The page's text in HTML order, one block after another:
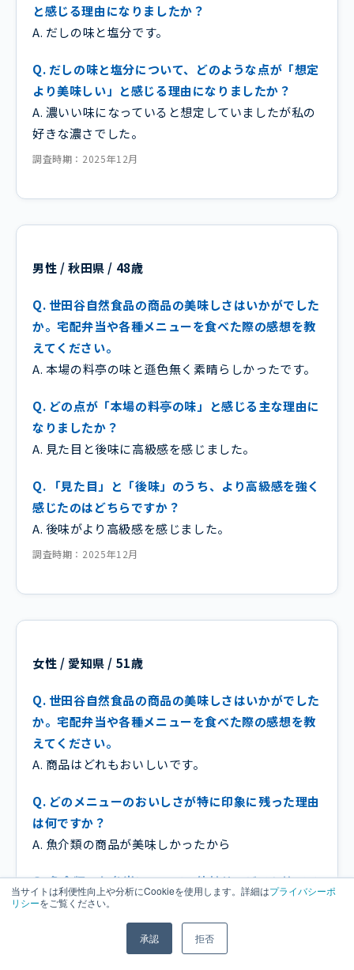
当サイトは利便性向上や分析にCookieを使用します。詳細はプライバシーポ
リシーをご覧ください。
承認 拒否
と感じる理由になりましたか？
A. だしの味と塩分です。
Q. だしの味と塩分について、どのような点が「想定
より美味しい」と感じる理由になりましたか？
A. 濃いい味になっていると想定していましたが私の
好きな濃さでした。
調査時期：2025年12月
男性 / 秋田県 / 48歳
Q. 世田谷自然食品の商品の美味しさはいかがでした
か。宅配弁当や各種メニューを食べた際の感想を教
えてください。
A. 本場の料亭の味と遜色無く素晴らしかったです。
Q. どの点が「本場の料亭の味」と感じる主な理由に
なりましたか？
A. 見た目と後味に高級感を感じました。
Q. 「見た目」と「後味」のうち、より高級感を強く
感じたのはどちらですか？
A. 後味がより高級感を感じました。
調査時期：2025年12月
女性 / 愛知県 / 51歳
Q. 世田谷自然食品の商品の美味しさはいかがでした
か。宅配弁当や各種メニューを食べた際の感想を教
えてください。
A. 商品はどれもおいしいです。
Q. どのメニューのおいしさが特に印象に残った理由
は何ですか？
A. 魚介類の商品が美味しかったから
Q. 魚介類のお弁当について、他社サービスと比べて
どんな違いがあると感じましたか？
A. 他社サービスと比べたことがないので、わかりま